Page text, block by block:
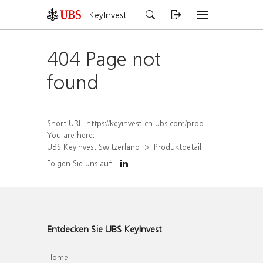
KeyInvest
404 Page not
found
Short URL: https://keyinvest-ch.ubs.com/produkt/detail/index/isin/CH1572316938
You are here:
UBS KeyInvest Switzerland
Produktdetail
Folgen Sie uns auf
Entdecken Sie UBS KeyInvest
Home